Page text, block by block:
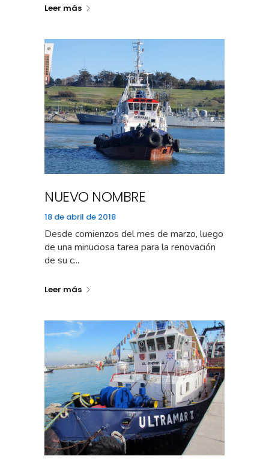
Leer más
NUEVO NOMBRE
18 de abril de 2018
Desde comienzos del mes de marzo, luego
de una minuciosa tarea para la renovación
de su c...
Leer más